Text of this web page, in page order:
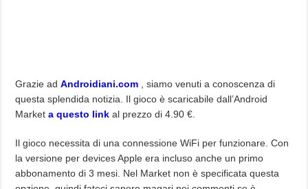
Grazie adAndroidiani.com , siamo venuti a conoscenza di
questa splendida notizia. Il gioco è scaricabile dall’Android
Marketa questo link al prezzo di 4.90 €.
Il gioco necessita di una connessione WiFi per funzionare. Con
la versione per devices Apple era incluso anche un primo
abbonamento di 3 mesi. Nel Market non è specificata questa